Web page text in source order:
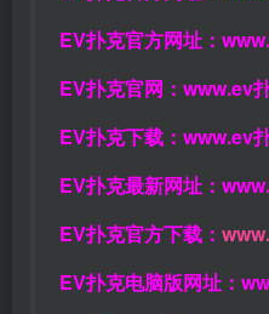
EV扑克官方网址：
EV扑克官网： www.ev
EV扑克下载： www.ev
EV扑克最新网址：
EV扑克官方下载：
EV扑克电脑版网址：